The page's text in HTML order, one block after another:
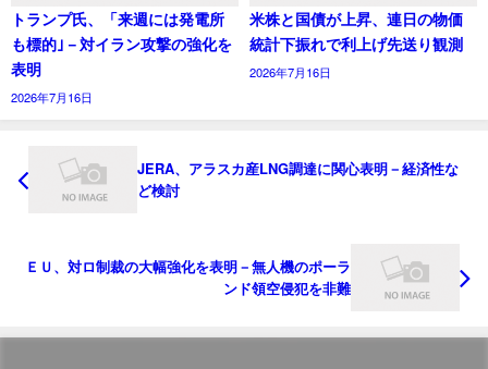
トランプ氏、「来週には発電所
も標的｣－対イラン攻撃の強化を
表明
2026年7月16日
米株と国債が上昇、連日の物価
統計下振れで利上げ先送り観測
2026年7月16日
JERA、アラスカ産LNG調達に関心表明－経済性な
ど検討
ＥＵ、対ロ制裁の大幅強化を表明－無人機のポーラ
ンド領空侵犯を非難